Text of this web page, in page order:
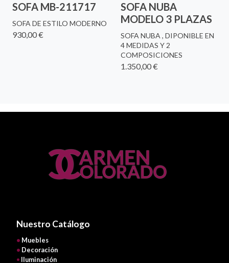
SOFA MB-211717
SOFA DE ESTILO MODERNO
930,00 €
SOFA NUBA
MODELO 3 PLAZAS
SOFA NUBA , DIPONIBLE EN
4 MEDIDAS Y 2
COMPOSICIONES
1.350,00 €
Nuestro Catálogo
• Muebles
• Decoración
• Iluminación